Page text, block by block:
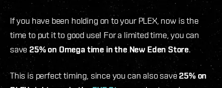
If you have been holding on to your PLEX, now is the
time to put it to good use! For a limited time, you can
save 25% on Omega time in the New Eden Store.
This is perfect timing, since you can also save 25% on